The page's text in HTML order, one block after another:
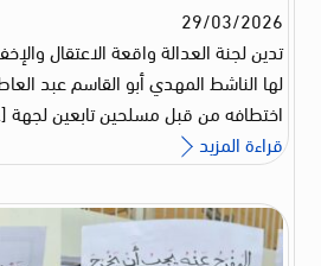
29/03/2026
تدين لجنة العدالة واقعة الاعتقال
اختطافه من قبل مسلحين تابعين
قراءة المزيد